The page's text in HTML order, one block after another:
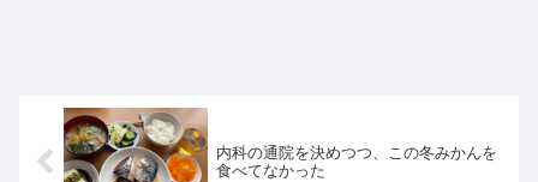
内科の通院を決めつつ、この冬みかんを
食べてなかった